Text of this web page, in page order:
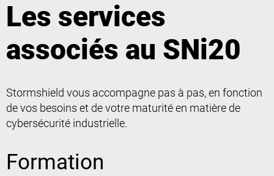
Les services
associés au SNi20
Stormshield vous accompagne pas à pas, en fonction
de vos besoins et de votre maturité en matière de
cybersécurité industrielle.
Formation